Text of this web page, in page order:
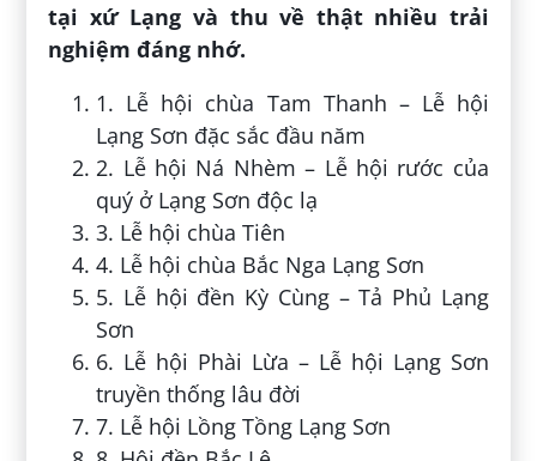
tại xứ Lạng và thu về thật nhiều trải
nghiệm đáng nhớ.
1. Lễ hội chùa Tam Thanh – Lễ hội
Lạng Sơn đặc sắc đầu năm
2. Lễ hội Ná Nhèm – Lễ hội rước của
quý ở Lạng Sơn độc lạ
3. Lễ hội chùa Tiên
4. Lễ hội chùa Bắc Nga Lạng Sơn
5. Lễ hội đền Kỳ Cùng – Tả Phủ Lạng
Sơn
6. Lễ hội Phài Lừa – Lễ hội Lạng Sơn
truyền thống lâu đời
7. Lễ hội Lồng Tồng Lạng Sơn